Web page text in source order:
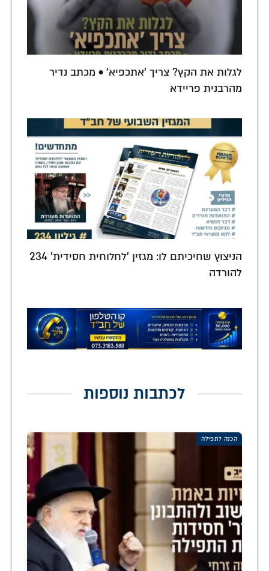
לגלות את הקץ? צריך 'אתכפיא' • מכתב נדיר
מהרבנית פריידא
הניצוץ שחיכיתם לו: מגזין 'לחלוחית חסידית' 234
להורדה
לכתבות נוספות
הכנה לתפילה